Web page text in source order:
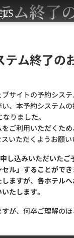
ム終了
テム終了の
サイトの予約シス
、本予約システム
りました。
ご利用いただくた
いただくようお願い
し込みいただいたご
ル」することができ
ますが、各ホテル
たします。
が、何卒ご理解の